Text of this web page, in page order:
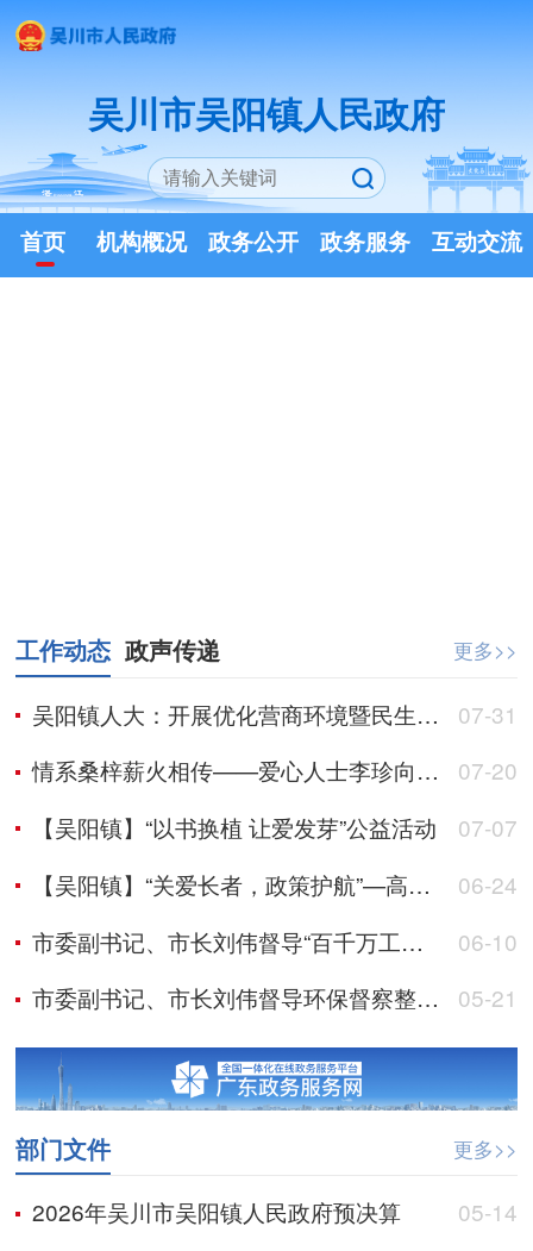
吴川市吴阳镇人民政府
首页 机构概况 政务公开 政务服务 互动交流
工作动态 政声传递 更多>>
吴阳镇人大：开展优化营商环境暨民生保障专项视察活动
07-31
情系桑梓薪火相传——爱心人士李珍向吴阳镇芷寮小学捐资助学
07-20
【吴阳镇】“以书换植 让爱发芽”公益活动
07-07
【吴阳镇】“关爱长者，政策护航”—高龄补贴政策宣传活动
06-24
市委副书记、市长刘伟督导“百千万工程”典型村建设、农村集体“三资”管理、全域土地综合整治及环保督察整改工作
06-10
市委副书记、市长刘伟督导环保督察整改及群众身边不正之风和腐败问题集中整治工作
05-21
部门文件 更多>>
2026年吴川市吴阳镇人民政府预决算
05-14